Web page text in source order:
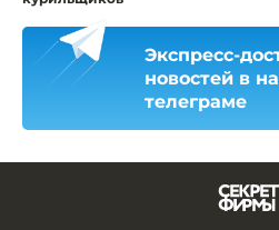
Экспресс-
новостей в
телеграме